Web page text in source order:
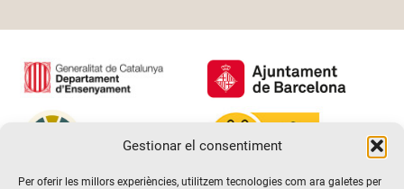
Gestionar el consentiment
Per oferir les millors experiències, utilitzem tecnologies com ara galetes per